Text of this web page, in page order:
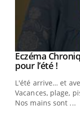
Youtube
Eczéma
pour l’été !
L'été arrive… et
Vacances, plage,
Nos mains sont ...